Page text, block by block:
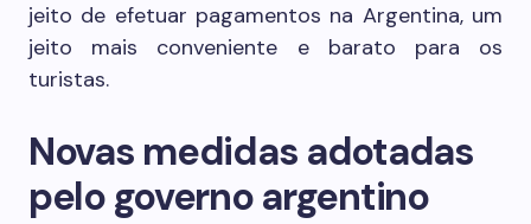
jeito de efetuar pagamentos na Argentina, um
jeito mais conveniente e barato para os
turistas.
Novas medidas adotadas
pelo governo argentino